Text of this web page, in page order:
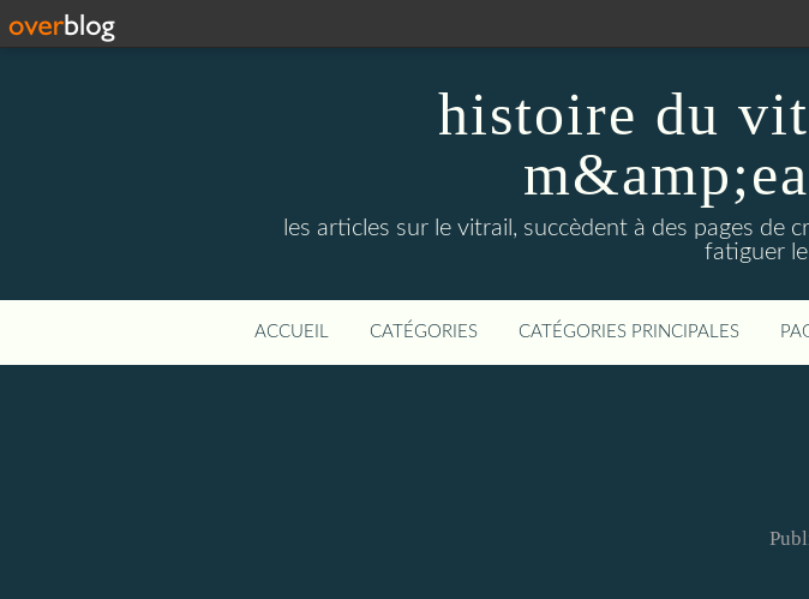
histoire du
les articles sur le vitrail, succèdent à des pages de
fatiguer
ACCUEIL CATÉGORIES CATÉGORIES PRINCIPALES